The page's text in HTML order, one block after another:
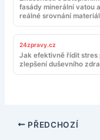
fasády minerální vatou
reálné srovnání
montáže
24zpravy.cz
Jak efektivně řídit stres
zlepšení duševního
PŘEDCHOZÍ